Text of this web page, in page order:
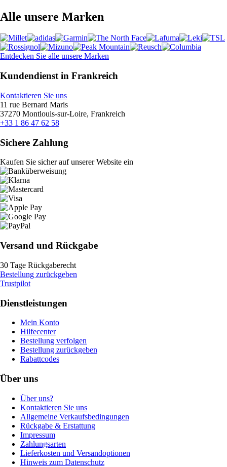
Alle unsere Marken
Entdecken Sie alle unsere Marken
Kundendienst in Frankreich
Kontaktieren Sie uns
11 rue Bernard Maris
37270 Montlouis-sur-Loire, Frankreich
+33 1 86 47 62 58
Sichere Zahlung
Kaufen Sie sicher auf unserer Website ein
Versand und Rückgabe
30 Tage Rückgaberecht
Bestellung zurückgeben
Trustpilot
Dienstleistungen
Mein Konto
Hilfecenter
Bestellung verfolgen
Bestellung zurückgeben
Rabattcodes
Über uns
Über uns?
Kontaktieren Sie uns
Allgemeine Verkaufsbedingungen
Rückgabe & Erstattung
Impressum
Zahlungsarten
Lieferkosten und Versandoptionen
Hinweis zum Datenschutz